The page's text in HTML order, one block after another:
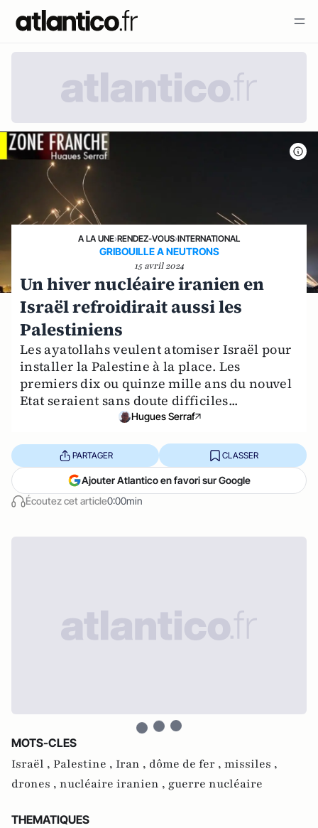
A LA UNE›RENDEZ-VOUS›INTERNATIONAL
GRIBOUILLE A NEUTRONS
15 avril 2024
Un hiver nucléaire iranien en
Israël refroidirait aussi les
Palestiniens
Les ayatollahs veulent atomiser Israël pour
installer la Palestine à la place. Les
premiers dix ou quinze mille ans du nouvel
Etat seraient sans doute difficiles...
Hugues Serraf
Écoutez cet article0:00min
PARTAGER CLASSER
Ajouter Atlantico en favori sur Google
MOTS-CLES
Israël , Palestine , Iran , dôme de fer , missiles ,
drones , nucléaire iranien , guerre nucléaire
THEMATIQUES